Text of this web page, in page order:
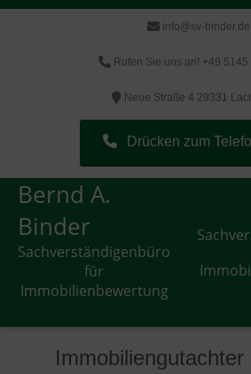
info@sv-binder.de
Rufen Sie uns an! +49
Neue Straße 4 29331
Drücken zum
Bernd A.
Binder
Sachverständigenbüro
für
Immobilienbewertung
Immobiliengutachter